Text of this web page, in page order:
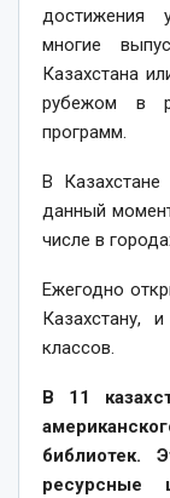
достижения
многие
Казахстана
рубежом в
программ.
В
данный
числе в
Ежегодно
Казахстану,
классов.
В 11
библиотек.
ресурсные